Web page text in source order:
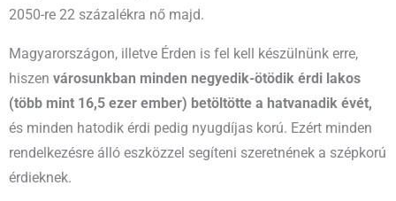
2050-re 22 százalékra nő majd.
Magyarországon, illetve Érden is fel kell készülnünk erre,
hiszen városunkban minden negyedik-ötödik érdi lakos
(több mint 16,5 ezer ember) betöltötte a hatvanadik évét,
és minden hatodik érdi pedig nyugdíjas korú. Ezért minden
rendelkezésre álló eszközzel segíteni szeretnének a szépkorú
érdieknek.